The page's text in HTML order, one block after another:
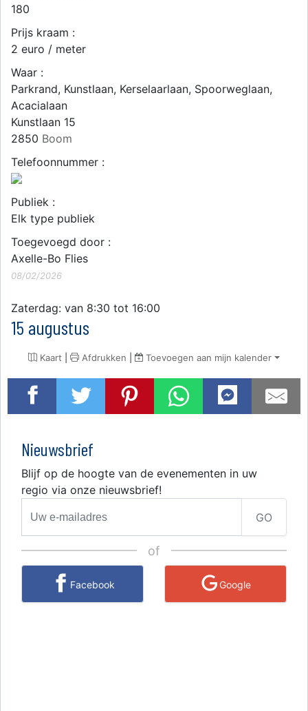
180
Prijs kraam :
2 euro / meter
Waar :
Parkrand, Kunstlaan, Kerselaarlaan, Spoorweglaan,
Acacialaan
Kunstlaan 15
2850 Boom
Telefoonnummer :
Publiek :
Elk type publiek
Toegevoegd door :
Axelle-Bo Flies
08/02/2026
Zaterdag: van 8:30 tot 16:00
15 augustus
Kaart | Afdrukken | Toevoegen aan mijn kalender
Nieuwsbrief
Blijf op de hoogte van de evenementen in uw
regio via onze nieuwsbrief!
GO
of
Facebook Google